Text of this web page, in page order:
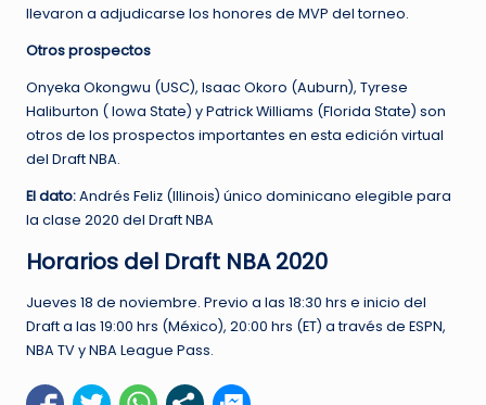
llevaron a adjudicarse los honores de MVP del torneo.
Otros prospectos
Onyeka Okongwu (USC), Isaac Okoro (Auburn), Tyrese
Haliburton ( Iowa State) y Patrick Williams (Florida State) son
otros de los prospectos importantes en esta edición virtual
del Draft NBA.
El dato:Andrés Feliz (Illinois) único dominicano elegible para
la clase 2020 del Draft NBA
Horarios del Draft NBA 2020
Jueves 18 de noviembre. Previo a las 18:30 hrs e inicio del
Draft a las 19:00 hrs (México), 20:00 hrs (ET) a través de ESPN,
NBA TV y NBA League Pass.